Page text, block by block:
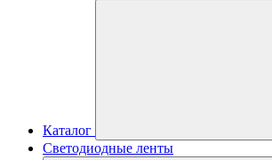
Каталог
Светодиодные ленты